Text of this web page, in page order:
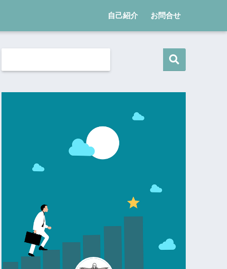
自己紹介 お問合せ